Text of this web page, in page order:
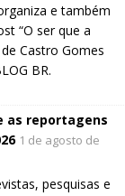
e também
“O ser que a
Castro Gomes
BR.
as reportagens
1 de agosto de
pesquisas e